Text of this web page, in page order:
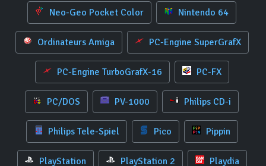
Neo-Geo Pocket Color Nintendo 64
Ordinateurs Amiga PC-Engine SuperGrafX
PC-Engine TurboGrafX-16 PC-FX
PC/DOS PV-1000 Philips CD-i
Philips Tele-Spiel Pico Pippin
PlayStation PlayStation 2 Playdia